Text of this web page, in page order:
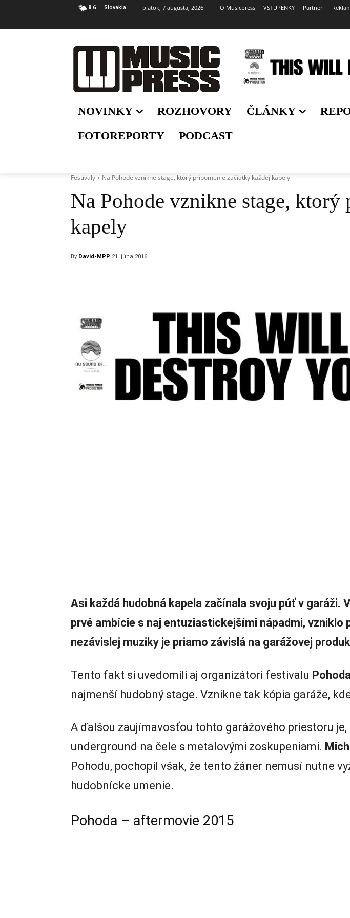
8.6 C Slovakia piatok, 7 augusta, 2026 O Musicpress VSTUPENKY Partneri
NOVINKY ROZHOVORY ČLÁNKY
FOTOREPORTY
PODCAST
Festivaly Na Pohode vznikne stage, ktorý pripomenie začiatky každej kapely
Na Pohode vznikne stage,
kapely
By David-MPP 21. júna 2016
Asi každá hudobná kapela začínala svoju púť v
prvé ambície s naj entuziastickejšími nápadmi,
nezávislej muziky je priamo závislá na garážovej
Tento fakt si uvedomili aj organizátori festivalu Pohoda
najmenší hudobný stage. Vznikne tak kópia garáže,
A ďalšou zaujímavosťou tohto garážového priestoru
underground na čele s metalovými zoskupeniami.
Pohodu, pochopil však, že tento žáner nemusí nutne
hudobnícke umenie.
Pohoda – aftermovie 2015